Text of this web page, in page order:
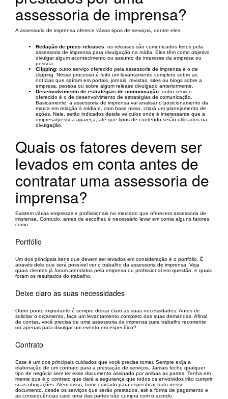
assessoria de imprensa?
A assessoria de imprensa oferece vários tipos de serviços, dentre eles:
Redação de press releases: os releases são comunicados feitos pela
assessoria de imprensa para divulgação na mídia. Eles têm como objetivo
divulgar algum acontecimento ou assunto de interesse da empresa ou
pessoa.
Clipping: outro serviço oferecido pela assessoria de imprensa é o de
clipping. Nesse processo é feito um levantamento completo sobre as
notícias que saíram em portais, jornais, revistas, sites ou blogs sobre a
empresa, pessoa ou sobre algum release divulgado anteriormente.
Desenvolvimento de estratégias de comunicação: outro serviço
oferecido é o de desenvolvimento de estratégias de comunicação.
Basicamente, a assessoria de imprensa vai analisar o posicionamento da
marca em relação à mídia e, com base nisso, criará um planejamento de
ações. Nele, serão indicados desde veículos onde é interessante que a
empresa/pessoa apareça, até que tipos de conteúdo serão utilizados na
divulgação.
Quais os fatores devem ser
levados em conta antes de
contratar uma assessoria de
imprensa?
Existem várias empresas e profissionais no mercado que oferecem assessoria de
imprensa. Contudo, antes de escolher, é necessário levar em conta alguns fatores,
como:
Portfólio
Um dos principais itens que devem ser levados em consideração é o portfólio. É
através dele que será possível ver o trabalho da assessoria de imprensa. Veja
quais clientes já foram atendidos pela empresa ou profissional em questão, e quais
foram os resultados do trabalho.
Deixe claro as suas necessidades
Outro ponto importante é sempre deixar claro as suas necessidades. Antes de
solicitar o orçamento, faça um levantamento completo das suas demandas. Afinal
de contas, você precisa de uma assessoria de imprensa para trabalho recorrente
ou apenas para divulgar um evento em específico?
Contrato
Esse é um dos principais cuidados que você precisa tomar. Sempre exija a
elaboração de um contrato para a prestação de serviços. Jamais feche qualquer
tipo de negócio sem ter esse documento assinado por ambas as partes. Tenha em
mente que é o contrato que dará a segurança que todos os envolvidos irão cumprir
suas obrigações. Além disso, tome cuidado para especificar tudo nesse
documento, desde os serviços que serão prestados, até a forma de pagamento e
as consequências caso uma das partes não cumpra com o acordo.